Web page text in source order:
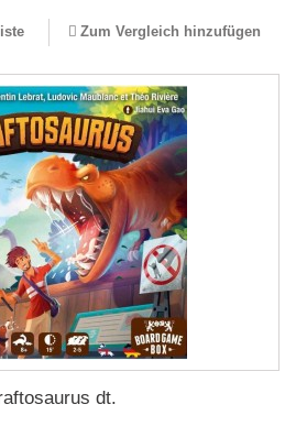
Zum Vergleich hinzufügen
dt.